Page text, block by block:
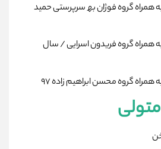
ھمراه گروه فوژان بھ سرپرستی حمید
ھمراه گروه فریدون اسرایی / سال
گروه محسن ابراھیم زاده ۹۷